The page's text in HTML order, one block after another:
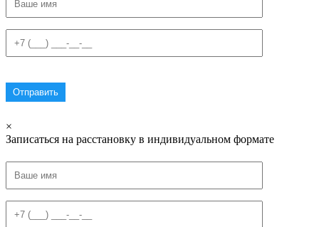
×
Записаться на расстановку в индивидуальном формате